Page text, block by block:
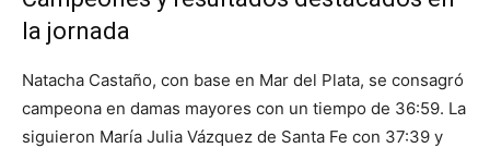
la jornada
Natacha Castaño, con base en Mar del Plata, se consagró
campeona en damas mayores con un tiempo de 36:59. La
siguieron María Julia Vázquez de Santa Fe con 37:39 y